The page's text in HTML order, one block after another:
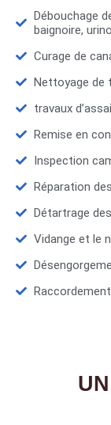
Débouchage
baignoire,
Curage de
Nettoyage de
travaux
Remise en
Inspection
Réparation
Détartrage
Vidange et le